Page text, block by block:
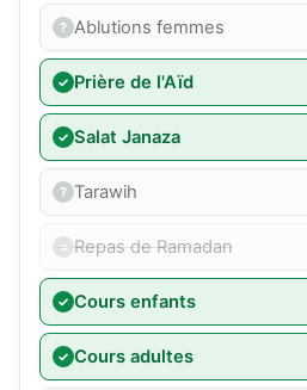
Ablutions femmes
Prière de l'Aïd
Salat Janaza
Tarawih
Repas de Ramadan
Cours enfants
Cours adultes